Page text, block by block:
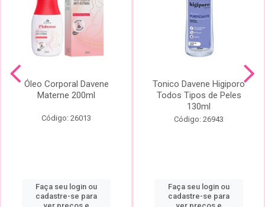
Óleo Corporal Davene
Materne 200ml
Código: 26013
Faça seu login ou
cadastre-se para
Tonico Davene Higiporo
Todos Tipos de Peles
130ml
Código: 26943
Faça seu login ou
cadastre-se para